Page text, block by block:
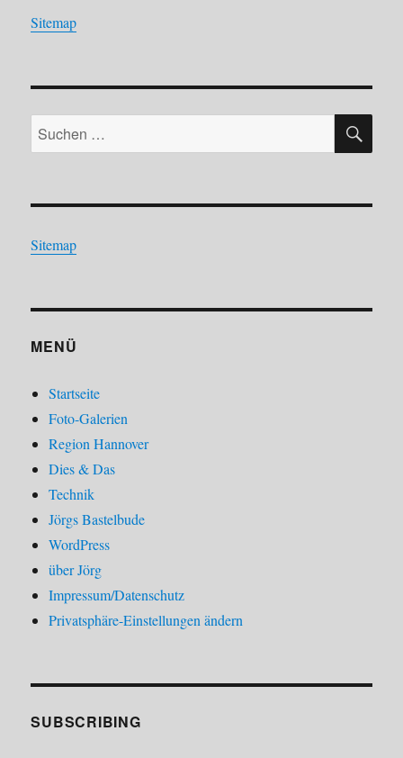
Sitemap
Suchen
nach:
Sitemap
MENÜ
Startseite
Foto-Galerien
Region Hannover
Dies & Das
Technik
Jörgs Bastelbude
WordPress
über Jörg
Impressum/Datenschutz
Privatsphäre-Einstellungen ändern
SUBSCRIBING